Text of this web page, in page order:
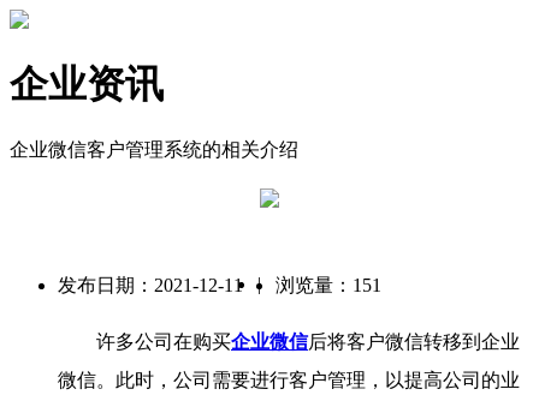
企业资讯
企业微信客户管理系统的相关介绍
发布日期：2021-12-11 | 浏览量：151
许多公司在购买企业微信后将客户微信转移到企业
微信。此时，公司需要进行客户管理，以提高公司的业